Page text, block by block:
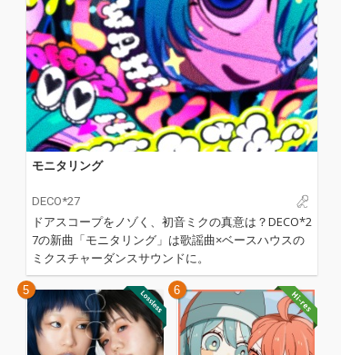
モニタリング
DECO*27
ドアスコープをノゾく、初音ミクの真意は？DECO*2
7の新曲「モニタリング」は歌謡曲×ベースハウスの
ミクスチャーダンスサウンドに。
5 6